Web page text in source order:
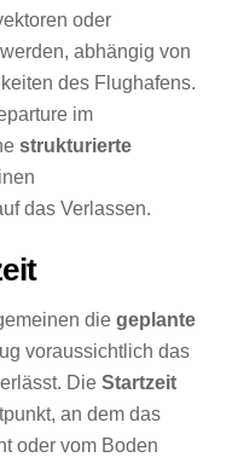
oder
abhängig von
des Flughafens.
im
strukturierte
das Verlassen.
diegeplante
voraussichtlich das
DieStartzeit
an dem das
oder vom Boden